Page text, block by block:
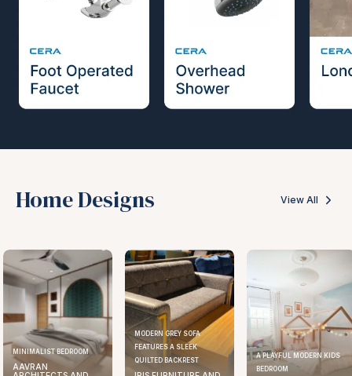
Home Designs View All
MINIMALIST BEDROOM
AAVRAN
MODERN GREY SOFA
FEATURES A SLEEK
QUILTED BACKREST
A PLAYFUL MODERN KIDS
BEDROOM